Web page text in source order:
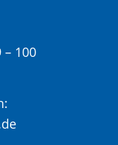
– 100